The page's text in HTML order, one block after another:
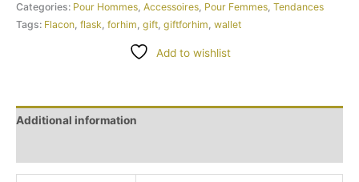
Categories: Pour Hommes, Accessoires, Pour Femmes, Tendances
Tags: Flacon, flask, forhim, gift, giftforhim, wallet
Add to wishlist
Additional information